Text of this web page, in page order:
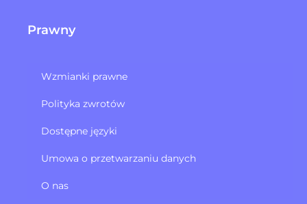
Prawny
Wzmianki prawne
Polityka zwrotów​
Dostępne języki
Umowa o przetwarzaniu danych
O nas